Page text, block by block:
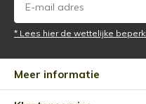
* Lees hier de wettelijke
Meer informatie